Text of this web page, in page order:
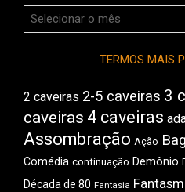
Arquivos
do
TERMOS MAIS
2 caveiras 2-5 caveiras 3
caveiras 4 caveiras
Assombração Ação
Comédia continuação Demônio
Década de 80 Fantasia